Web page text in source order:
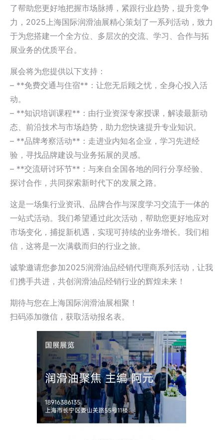
了帮助您更好地把握市场脉搏，紧跟行业趋势，提升竞争
力，2025上海国际润滑油展精心策划了一系列活动，致力
于为您搭建一个全方位、多层次的交流、学习、合作与拓
展业务的优质平台。
展会将为您提供以下支持：
– **免费交通与住宿**：让您无后顾之忧，全身心投入活
动。
– **知识培训课程**：由行业资深专家授课，解读最新动
态、前沿技术与市场趋势，助力您快速提升专业知识。
– **品牌考察活动**：走进业内知名企业，学习先进经
验，寻找品牌建设与业务拓展的灵感。
– **交流研讨环节**：与来自全国各地的同行分享经验、
探讨合作，共同探索新时代下的发展之路。
这是一场集行业资讯、品牌合作与深度学习交流于一体的
一站式活动。我们希望通过此次活动，帮助您更好地应对
市场变化，捕捉新机遇，实现可持续的业务增长。我们相
信，这将是一次满载而归的行业之旅。
诚挚邀请您参加2025润滑油品经销代理商系列活动，让我
们携手共进，共创润滑油品经销行业的辉煌未来！
期待与您在上海国际润滑油展相聚！
扫码添加微信，获取活动报名表。